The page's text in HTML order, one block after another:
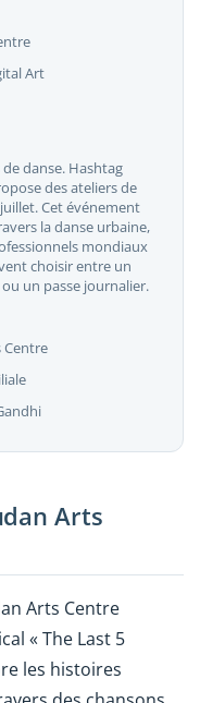
Art
danse. Hashtag
des ateliers de
Cet événement
la danse urbaine,
mondiaux
choisir entre un
un passe journalier.
Centre
Arts
Arts Centre
« The Last 5
les histoires